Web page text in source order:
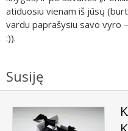
atiduosiu vienam iš jūsų
vardu paprašysiu savo vyro
:)).
Susiję